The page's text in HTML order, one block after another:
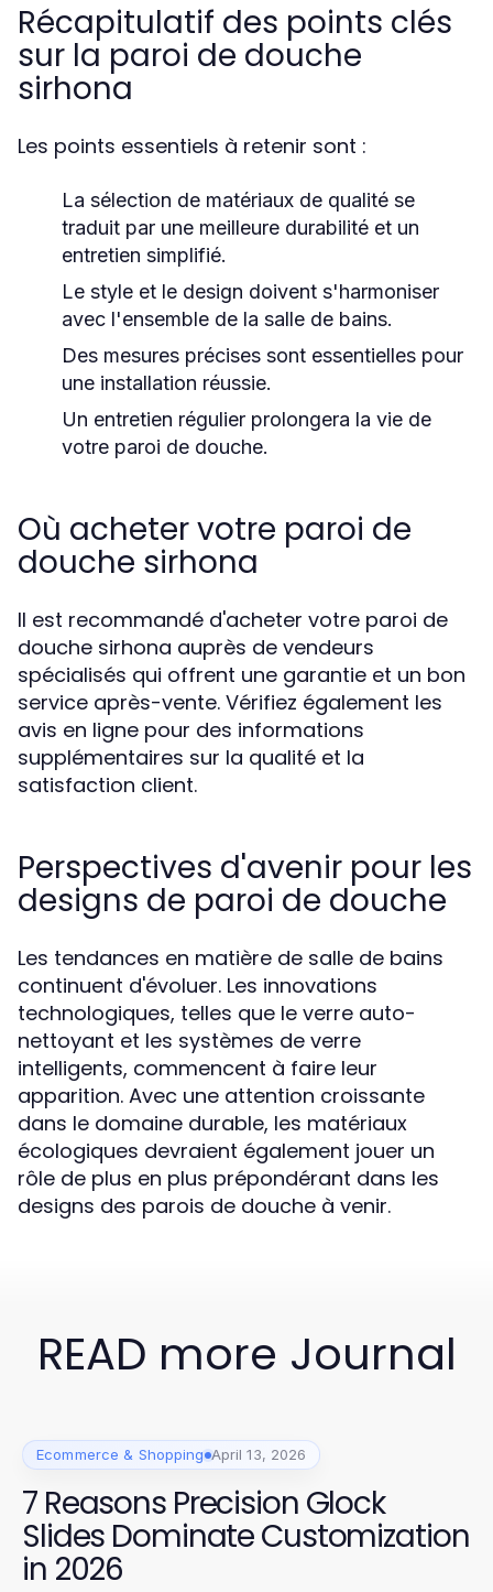
Récapitulatif des points clés
sur la paroi de douche
sirhona
Les points essentiels à retenir sont :
La sélection de matériaux de qualité se
traduit par une meilleure durabilité et un
entretien simplifié.
Le style et le design doivent s'harmoniser
avec l'ensemble de la salle de bains.
Des mesures précises sont essentielles pour
une installation réussie.
Un entretien régulier prolongera la vie de
votre paroi de douche.
Où acheter votre paroi de
douche sirhona
Il est recommandé d'acheter votre paroi de
douche sirhona auprès de vendeurs
spécialisés qui offrent une garantie et un bon
service après-vente. Vérifiez également les
avis en ligne pour des informations
supplémentaires sur la qualité et la
satisfaction client.
Perspectives d'avenir pour les
designs de paroi de douche
Les tendances en matière de salle de bains
continuent d'évoluer. Les innovations
technologiques, telles que le verre auto-
nettoyant et les systèmes de verre
intelligents, commencent à faire leur
apparition. Avec une attention croissante
dans le domaine durable, les matériaux
écologiques devraient également jouer un
rôle de plus en plus prépondérant dans les
designs des parois de douche à venir.
READ more Journal
Ecommerce & Shopping April 13, 2026
7 Reasons Precision Glock
Slides Dominate Customization
in 2026